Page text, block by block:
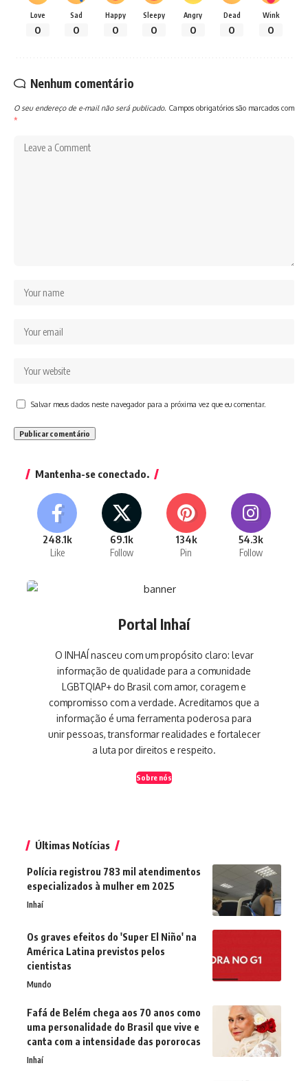
Love
0
Sad
0
Happy
0
Sleepy
0
Angry
0
Dead
0
Wink
0
Nenhum comentário
O seu endereço de e-mail não será publicado. Campos obrigatórios são marcados com
*
Salvar meus dados neste navegador para a próxima vez que eu comentar.
Mantenha-se conectado.
248.1k
Like
69.1k
Follow
134k
Pin
54.3k
Follow
Portal Inhaí
O INHAÍ nasceu com um propósito claro: levar
informação de qualidade para a comunidade
LGBTQIAP+ do Brasil com amor, coragem e
compromisso com a verdade. Acreditamos que a
informação é uma ferramenta poderosa para
unir pessoas, transformar realidades e fortalecer
a luta por direitos e respeito.
Sobre nós
Últimas Notícias
Polícia registrou 783 mil atendimentos
especializados à mulher em 2025
Inhaí
Os graves efeitos do 'Super El Niño' na
América Latina previstos pelos
cientistas
Mundo
Fafá de Belém chega aos 70 anos como
uma personalidade do Brasil que vive e
canta com a intensidade das pororocas
Inhaí